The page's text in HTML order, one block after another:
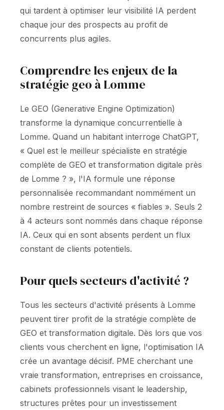
qui tardent à optimiser leur visibilité IA perdent
chaque jour des prospects au profit de
concurrents plus agiles.
Comprendre les enjeux de la
stratégie geo à Lomme
Le GEO (Generative Engine Optimization)
transforme la dynamique concurrentielle à
Lomme. Quand un habitant interroge ChatGPT,
« Quel est le meilleur spécialiste en stratégie
complète de GEO et transformation digitale près
de Lomme ? », l'IA formule une réponse
personnalisée recommandant nommément un
nombre restreint de sources « fiables ». Seuls 2
à 4 acteurs sont nommés dans chaque réponse
IA. Ceux qui en sont absents perdent un flux
constant de clients potentiels.
Pour quels secteurs d'activité ?
Tous les secteurs d'activité présents à Lomme
peuvent tirer profit de la stratégie complète de
GEO et transformation digitale. Dès lors que vos
clients vous cherchent en ligne, l'optimisation IA
crée un avantage décisif. PME cherchant une
vraie transformation, entreprises en croissance,
cabinets professionnels visant le leadership,
structures prêtes pour un investissement